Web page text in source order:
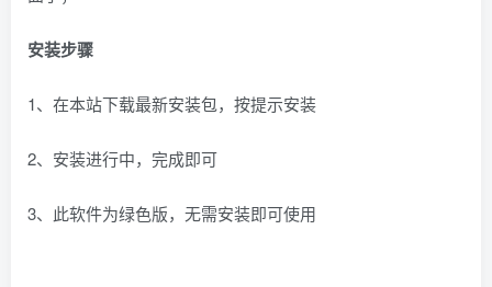
安装步骤
1、在本站下载最新安装包，按提示安装
2、安装进行中，完成即可
3、此软件为绿色版，无需安装即可使用